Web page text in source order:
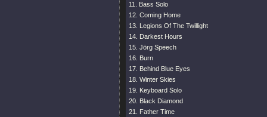
11. Bass Solo
12. Coming Home
13. Legions Of The Twillight
14. Darkest Hours
15. Jörg Speech
16. Burn
17. Behind Blue Eyes
18. Winter Skies
19. Keyboard Solo
20. Black Diamond
21. Father Time